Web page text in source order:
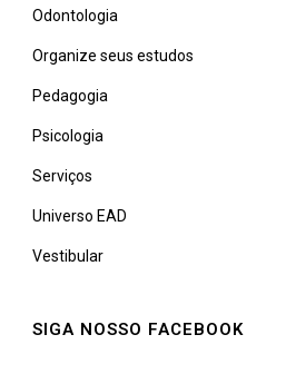
Odontologia
Organize seus estudos
Pedagogia
Psicologia
Serviços
Universo EAD
Vestibular
SIGA NOSSO FACEBOOK